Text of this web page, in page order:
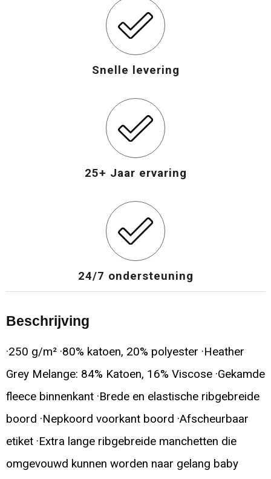
Snelle levering
25+ Jaar ervaring
24/7 ondersteuning
Beschrijving
·250 g/m² ·80% katoen, 20% polyester ·Heather
Grey Melange: 84% Katoen, 16% Viscose ·Gekamde
fleece binnenkant ·Brede en elastische ribgebreide
boord ·Nepkoord voorkant boord ·Afscheurbaar
etiket ·Extra lange ribgebreide manchetten die
omgevouwd kunnen worden naar gelang baby